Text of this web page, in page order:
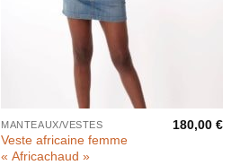
MANTEAUX/VESTES
Veste africaine femme
« Africachaud »
180,00 €